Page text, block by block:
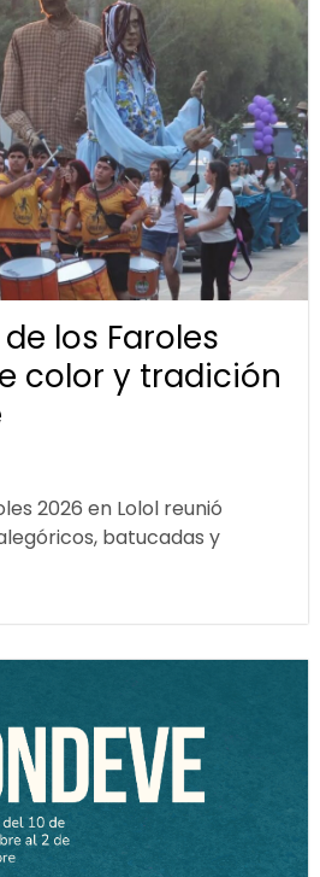
los Faroles
color y tradición
2026 en Lolol reunió
batucadas y